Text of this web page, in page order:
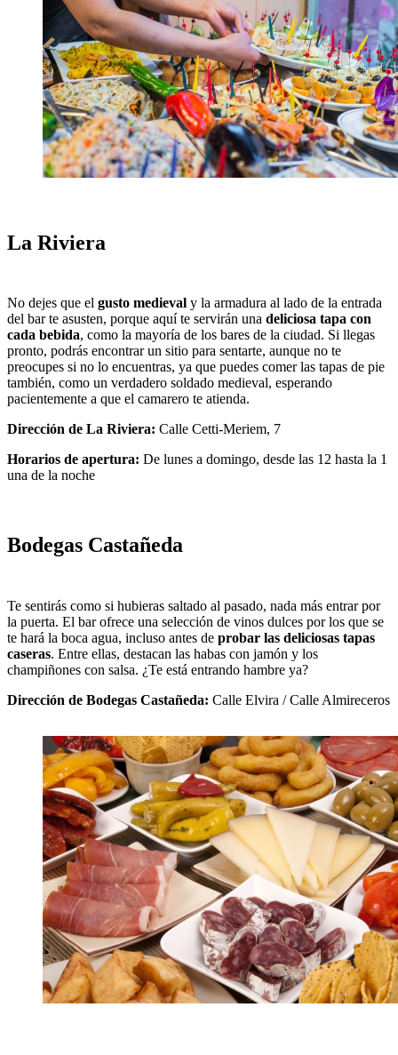
La Riviera
No dejes que el gusto medieval y la armadura al lado de la entrada
del bar te asusten, porque aquí te servirán una deliciosa tapa con
cada bebida, como la mayoría de los bares de la ciudad. Si llegas
pronto, podrás encontrar un sitio para sentarte, aunque no te
preocupes si no lo encuentras, ya que puedes comer las tapas de pie
también, como un verdadero soldado medieval, esperando
pacientemente a que el camarero te atienda.
Dirección de La Riviera: Calle Cetti-Meriem, 7
Horarios de apertura: De lunes a domingo, desde las 12 hasta la 1
una de la noche
Bodegas Castañeda
Te sentirás como si hubieras saltado al pasado, nada más entrar por
la puerta. El bar ofrece una selección de vinos dulces por los que se
te hará la boca agua, incluso antes de probar las deliciosas tapas
caseras. Entre ellas, destacan las habas con jamón y los
champiñones con salsa. ¿Te está entrando hambre ya?
Dirección de Bodegas Castañeda: Calle Elvira / Calle Almireceros